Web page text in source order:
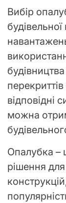
Вибір
будівельної
відповідні
можна
Опалубка –
рішення